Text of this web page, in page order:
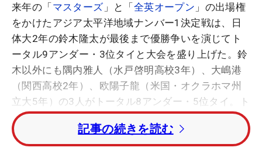
来年の「マスターズ 」と「全英オープン 」の出場権
をかけたアジア太平洋地域ナンバー1決定戦は、日
体大2年の鈴木隆太が最後まで優勝争いを演じてト
ータル9アンダー・3位タイと大会を盛り上げた。鈴
木以外にも隅内雅人（水戸啓明高校3年）、大嶋港
（関西高校2年）、欧陽子龍（米国・オクラホマ州
立大5年）の3人がトータル8アンダー・5位タイ。ト
ップ10に4人が入ったのは霞ヶ関CCで行われた
2010年と並ぶ最多タイ。トップ5で見れば初めての
ことだ。
記事の続きを読む